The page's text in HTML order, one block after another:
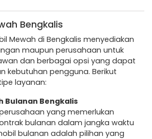
Bengkalis
Mewah di Bengkalis menyediakan
maupun perusahaan untuk
dan berbagai opsi yang dapat
kebutuhan pengguna. Berikut
layanan:
Bulanan Bengkalis
yang memerlukan
bulanan dalam jangka waktu
bulanan adalah pilihan yang